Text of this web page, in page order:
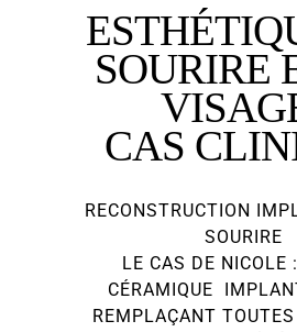
SOURIRE
CAS
RECONSTRUCTION
SOURIRE
LE CAS DE NICOLE
CÉRAMIQUE
REMPLAÇANT